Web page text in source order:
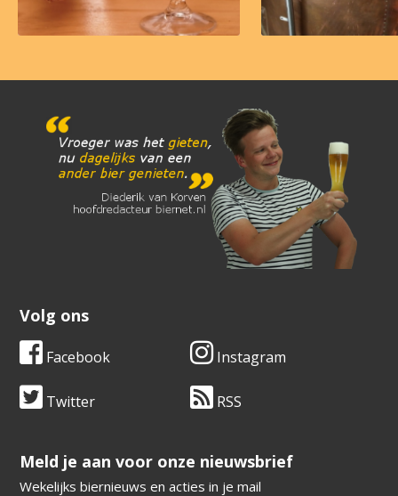
Volg ons
Facebook Instagram
Twitter RSS
​​​​​​​Meld je aan voor onze nieuwsbrief
Wekelijks biernieuws en acties in je mail